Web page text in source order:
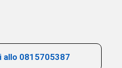
allo 0815705387